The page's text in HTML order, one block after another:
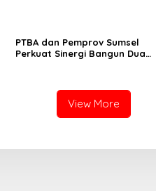
PTBA dan Pemprov Sumsel
Perkuat Sinergi Bangun Dua
View More